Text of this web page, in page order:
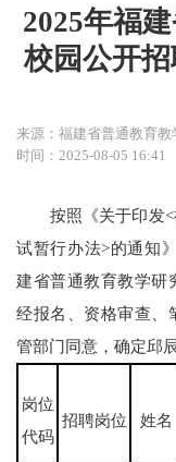
2025年福
校园公开
来源：福建省普通教育教
时间：2025-08-05 16:41
按照《关于印发<
试暂行办法>的通知
建省普通教育教学研
经报名、资格审查、
管部门同意，确定邱
岗位
代码
招聘岗位 姓名